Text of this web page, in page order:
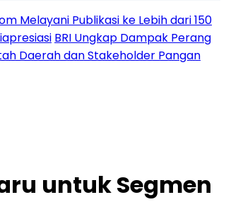
Melayani Publikasi ke Lebih dari 150
BRI Ungkap Dampak Perang
Daerah dan Stakeholder Pangan
untuk Segmen